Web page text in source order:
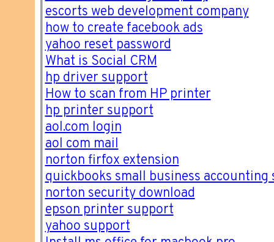
escorts web development company
how to create facebook ads
yahoo reset password
What is Social CRM
hp driver support
How to scan from HP printer
hp printer support
aol.com login
aol com mail
norton firfox extension
quickbooks small business accounting
norton security download
epson printer support
yahoo support